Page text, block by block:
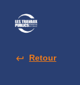
Retour